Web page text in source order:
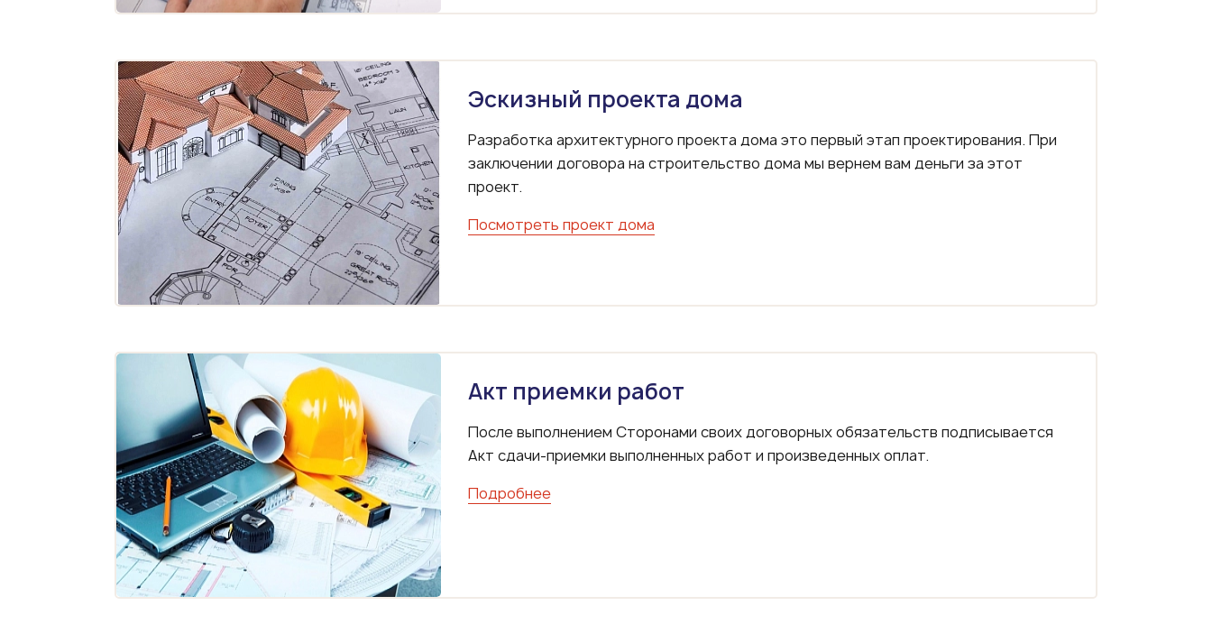
Эскизный проекта дома
Разработка архитектурного проекта дома это первый этап проектирования. При
заключении договора на строительство дома мы вернем вам деньги за этот
проект.
Посмотреть проект дома
Акт приемки работ
После выполнением Сторонами своих договорных обязательств подписывается
Акт сдачи-приемки выполненных работ и произведенных оплат.
Подробнее